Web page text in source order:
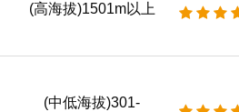
(高海拔)1501m以上
(中低海拔)301-